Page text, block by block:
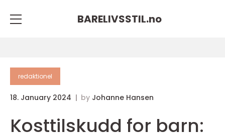
BARELIVSSTIL.no
redaktionel
18. January 2024 by Johanne Hansen
Kosttilskudd for barn: